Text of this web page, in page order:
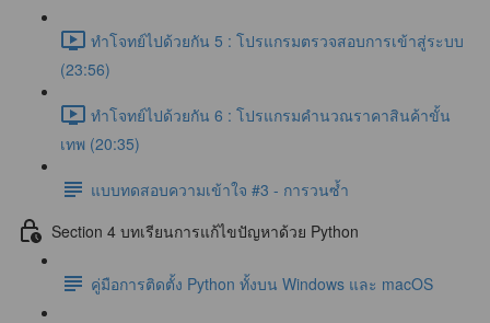
ทำโจทย์ไปด้วยกัน 5 : โปรแกรมตรวจสอบการเข้าสู่ระบบ
(23:56)
ทำโจทย์ไปด้วยกัน 6 : โปรแกรมคำนวณราคาสินค้าขั้น
เทพ (20:35)
แบบทดสอบความเข้าใจ #3 - การวนซ้ำ
Section 4 บทเรียนการแก้ไขปัญหาด้วย Python
คู่มือการติดตั้ง Python ทั้งบน Windows และ macOS